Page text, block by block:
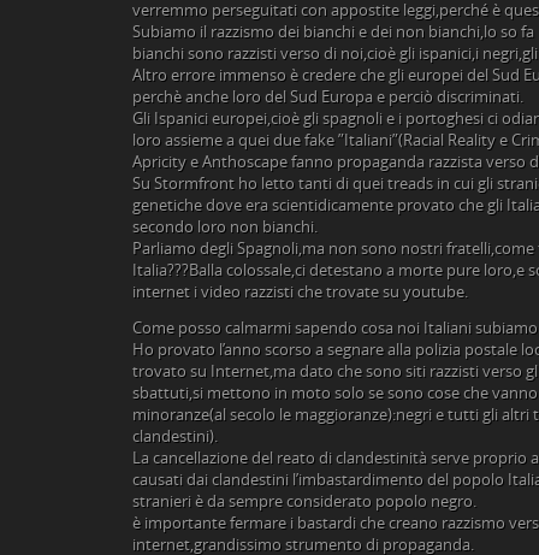
verremmo perseguitati con appostite leggi,perché è
Subiamo il razzismo dei bianchi e dei non bianchi,lo so
bianchi sono razzisti verso di noi,cioè gli ispanici,i
Altro errore immenso è credere che gli europei del Sud
perchè anche loro del Sud Europa e perciò discriminati.
Gli Ispanici europei,cioè gli spagnoli e i portoghesi ci
loro assieme a quei due fake ”Italiani”(Racial Reality e
Apricity e Anthoscape fanno propaganda razzista verso
Su Stormfront ho letto tanti di quei treads in cui gli
genetiche dove era scientidicamente provato che gli
secondo loro non bianchi.
Parliamo degli Spagnoli,ma non sono nostri
Italia???Balla colossale,ci detestano a morte pure loro,e
internet i video razzisti che trovate su youtube.
Come posso calmarmi sapendo cosa noi Italiani subiamo
Ho provato l’anno scorso a segnare alla polizia postale
trovato su Internet,ma dato che sono siti razzisti verso
sbattuti,si mettono in moto solo se sono cose che
minoranze(al secolo le maggioranze):negri e tutti gli altri
clandestini).
La cancellazione del reato di clandestinità serve proprio
causati dai clandestini l’imbastardimento del popolo
stranieri è da sempre considerato popolo negro.
è importante fermare i bastardi che creano razzismo
internet,grandissimo strumento di propaganda.